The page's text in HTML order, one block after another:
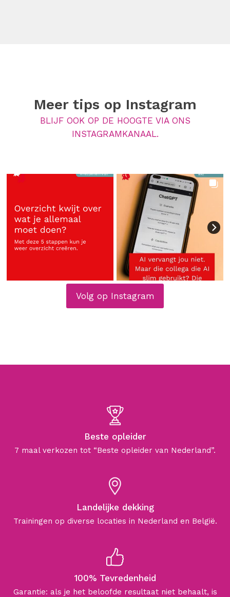
Meer tips op Instagram
BLIJF OOK OP DE HOOGTE VIA ONS
INSTAGRAMKANAAL.
Volg op Instagram
Beste opleider
7 maal verkozen tot “Beste opleider van Nederland”.
Landelijke dekking
Trainingen op diverse locaties in Nederland en België.
100% Tevredenheid
Garantie: als je het beloofde resultaat niet behaalt, is